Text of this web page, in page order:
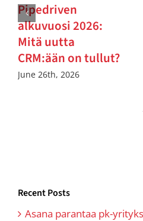
Pipedriven
alkuvuosi 2026:
Mitä uutta
CRM:ään on tullut?
June 26th, 2026
Recent Posts
Asana parantaa pk-